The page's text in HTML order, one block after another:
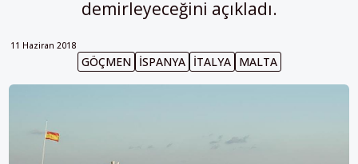
demirleyeceğini açıkladı.
11 Haziran 2018
GÖÇMEN İSPANYA İTALYA MALTA